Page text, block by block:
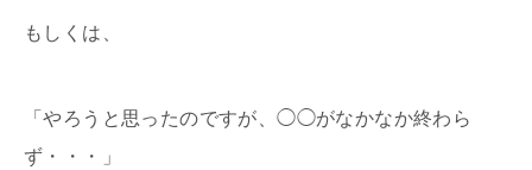
もしくは、
「やろうと思ったのですが、◯◯がなかなか終わら
ず・・・」